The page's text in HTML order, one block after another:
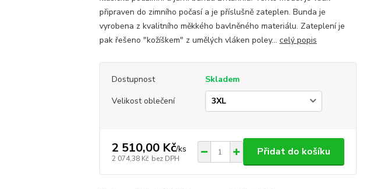
připraven do zimního počasí a je příslušně zateplen. Bunda je
vyrobena z kvalitního měkkého bavlněného materiálu. Zateplení je
pak řešeno "kožíškem" z umělých vláken poley... celý popis
Dostupnost
Skladem
Velikost oblečení
2 510,00 Kč/ks
2 074,38 Kč bez DPH
Přidat do košíku